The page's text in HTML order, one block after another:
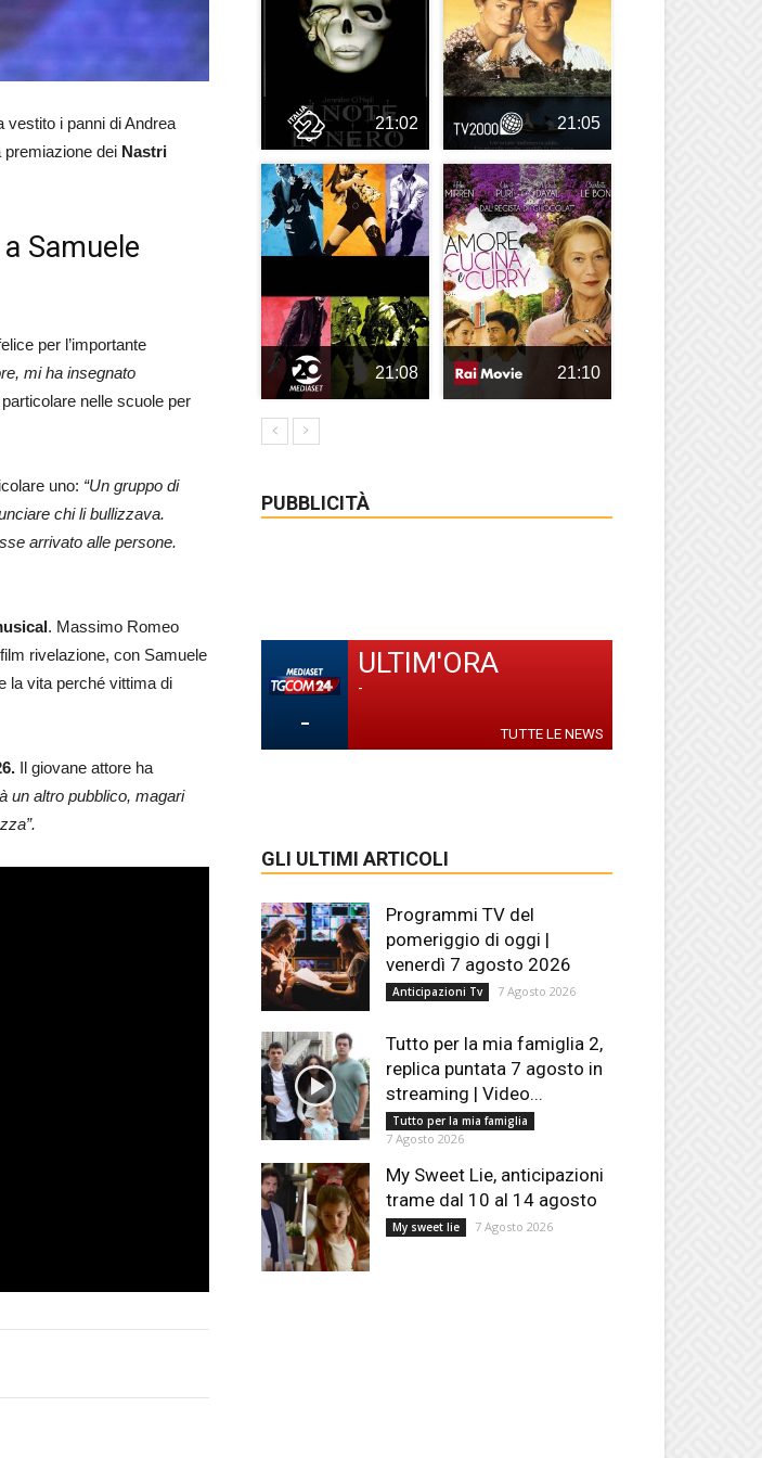
vestito i panni di Andrea
premiazione dei Nastri
Samuele
per l’importante
mi ha insegnato
nelle scuole per
uno: “Un gruppo di
chi li bullizzava.
arrivato alle persone.
. Massimo Romeo
rivelazione, con Samuele
la vita perché vittima di
Il giovane attore ha
un altro pubblico, magari
21:02 21:05
21:08 21:10
PUBBLICITÀ
-
ULTIM'ORA
-
TUTTE LE NEWS
GLI ULTIMI ARTICOLI
Programmi TV del
pomeriggio di oggi |
venerdì 7 agosto 2026
Anticipazioni Tv 7 Agosto 2026
Tutto per la mia famiglia 2,
replica puntata 7 agosto in
streaming | Video...
Tutto per la mia famiglia
7 Agosto 2026
My Sweet Lie, anticipazioni
trame dal 10 al 14 agosto
My sweet lie 7 Agosto 2026